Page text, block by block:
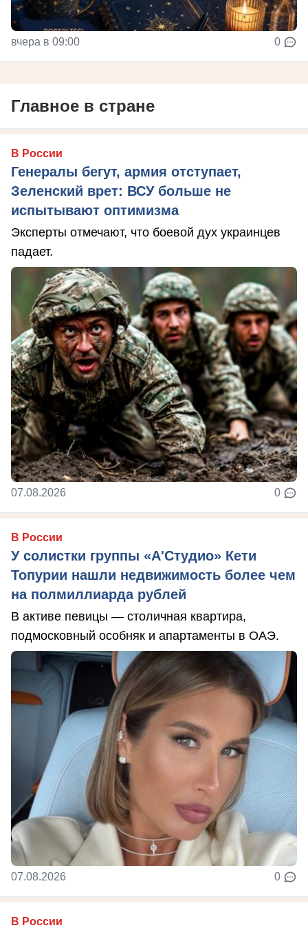
вчера в 09:00 0
Главное в стране
В России
Генералы бегут, армия отступает,
Зеленский врет: ВСУ больше не
испытывают оптимизма
Эксперты отмечают, что боевой дух украинцев
падает.
07.08.2026 0
В России
У солистки группы «А'Студио» Кети
Топурии нашли недвижимость более чем
на полмиллиарда рублей
В активе певицы — столичная квартира,
подмосковный особняк и апартаменты в ОАЭ.
07.08.2026 0
В России